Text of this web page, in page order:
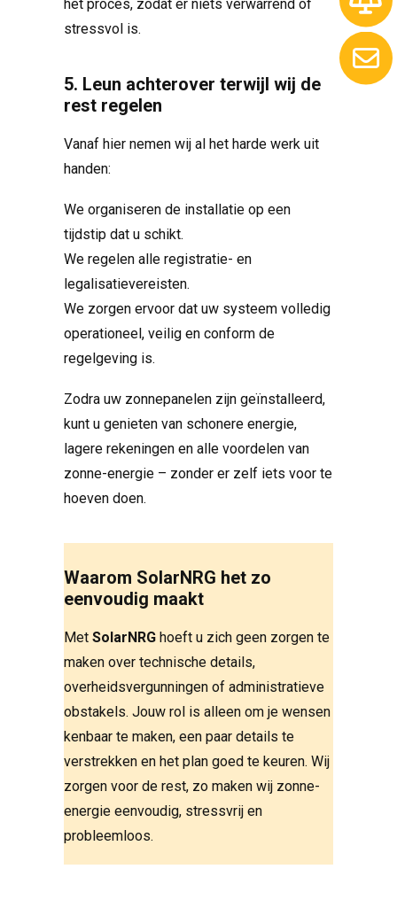
het proces, zodat er niets verwarrend of
stressvol is.
5. Leun achterover terwijl wij de
rest regelen
Vanaf hier nemen wij al het harde werk uit
handen:
We organiseren de installatie op een
tijdstip dat u schikt.
We regelen alle registratie- en
legalisatievereisten.
We zorgen ervoor dat uw systeem volledig
operationeel, veilig en conform de
regelgeving is.
Zodra uw zonnepanelen zijn geïnstalleerd,
kunt u genieten van schonere energie,
lagere rekeningen en alle voordelen van
zonne-energie – zonder er zelf iets voor te
hoeven doen.
Waarom SolarNRG het zo
eenvoudig maakt
Met SolarNRG hoeft u zich geen zorgen te
maken over technische details,
overheidsvergunningen of administratieve
obstakels. Jouw rol is alleen om je wensen
kenbaar te maken, een paar details te
verstrekken en het plan goed te keuren. Wij
zorgen voor de rest, zo maken wij zonne-
energie eenvoudig, stressvrij en
probleemloos.